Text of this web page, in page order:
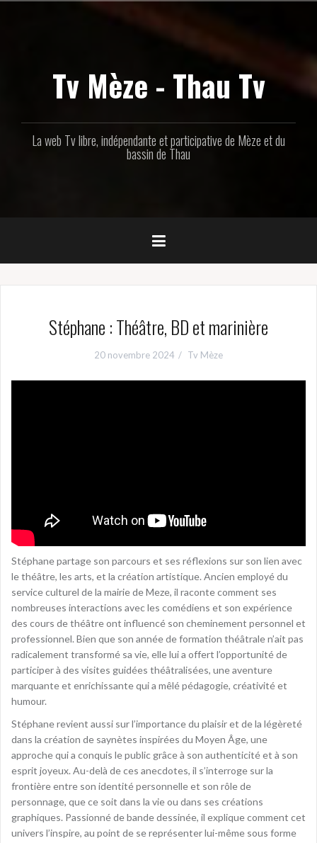
Tv Mèze - Thau Tv
La web Tv libre, indépendante et participative de Mèze et du
bassin de Thau
Stéphane : Théâtre, BD et marinière
20 novembre 2024 Tv Mèze
Stéphane partage son parcours et ses réflexions sur son lien avec
le théâtre, les arts, et la création artistique. Ancien employé du
service culturel de la mairie de Meze, il raconte comment ses
nombreuses interactions avec les comédiens et son expérience
des cours de théâtre ont influencé son cheminement personnel et
professionnel. Bien que son année de formation théâtrale n’ait pas
radicalement transformé sa vie, elle lui a offert l’opportunité de
participer à des visites guidées théâtralisées, une aventure
marquante et enrichissante qui a mêlé pédagogie, créativité et
humour.
Stéphane revient aussi sur l’importance du plaisir et de la légèreté
dans la création de saynètes inspirées du Moyen Âge, une
approche qui a conquis le public grâce à son authenticité et à son
esprit joyeux. Au-delà de ces anecdotes, il s’interroge sur la
frontière entre son identité personnelle et son rôle de
personnage, que ce soit dans la vie ou dans ses créations
graphiques. Passionné de bande dessinée, il explique comment cet
univers l’inspire, au point de se représenter lui-même sous forme